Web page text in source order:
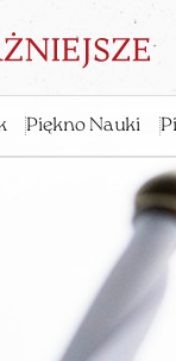
Piękno Nauki